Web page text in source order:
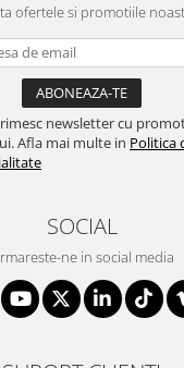
ofertele si promotiile
newsletter cu
Afla mai multe in Politica
SOCIAL
ne in social media